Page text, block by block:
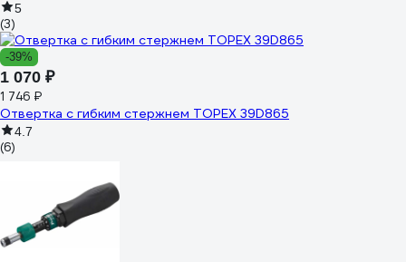
5
(3)
-39%
1 070 ₽
1 746 ₽
Отвертка с гибким стержнем TOPEX 39D865
4.7
(6)